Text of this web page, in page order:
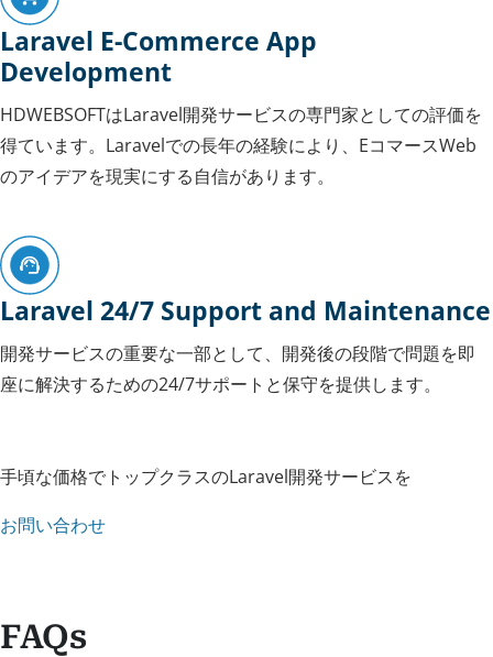
Laravel E-Commerce App
Development
HDWEBSOFTはLaravel開発サービスの専門家としての評価を
得ています。Laravelでの長年の経験により、EコマースWeb
のアイデアを現実にする自信があります。
Laravel 24/7 Support and Maintenance
開発サービスの重要な一部として、開発後の段階で問題を即
座に解決するための24/7サポートと保守を提供します。
手頃な価格でトップクラスのLaravel開発サービスを
お問い合わせ
FAQs